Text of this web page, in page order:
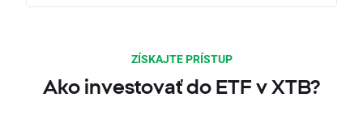
ZÍSKAJTE PRÍSTUP
Ako investovať do ETF v XTB?